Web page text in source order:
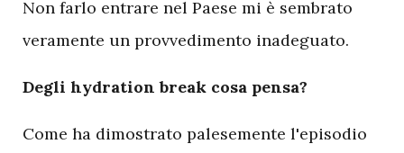
Non farlo entrare nel Paese mi è sembrato
veramente un provvedimento inadeguato.
Degli hydration break cosa pensa?
Come ha dimostrato palesemente l'episodio